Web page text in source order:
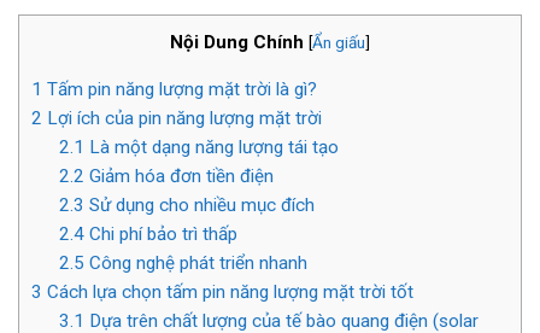
Nội Dung Chính [Ẩn giấu]
1 Tấm pin năng lượng mặt trời là gì?
2 Lợi ích của pin năng lượng mặt trời
2.1 Là một dạng năng lượng tái tạo
2.2 Giảm hóa đơn tiền điện
2.3 Sử dụng cho nhiều mục đích
2.4Chi phí bảo trì thấp
2.5 Công nghệ phát triển nhanh
3 Cách lựa chọn tấm pin năng lượng mặt trời tốt
3.1 Dựa trên chất lượng của tế bào quang điện (solar